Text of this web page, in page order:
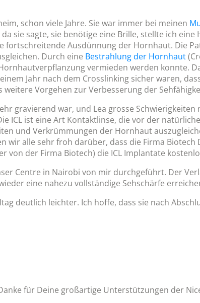
schon viele Jahre. Sie war immer bei meinen
sie sagte, sie benötige eine Brille, stellte ich
fortschreitende Ausdünnung der Hornhaut. Die
Durch eine Bestrahlung der Hornhaut
vermieden werden konnte.
Jahr nach dem Crosslinking sicher waren,
Vorgehen zur Verbesserung der
gravierend war, und Lea grosse
ICL ist eine Art Kontaktlinse, die vor der
und Verkrümmungen der Hornhaut
wir alle sehr froh darüber, dass die Firma
von der Firma Biotech) die ICL Implantate
Centre in Nairobi von mir durchgeführt. Der
eine nahezu vollständige Sehschärfe
deutlich leichter. Ich hoffe, dass sie nach
für Deine großartige Unterstützungen der